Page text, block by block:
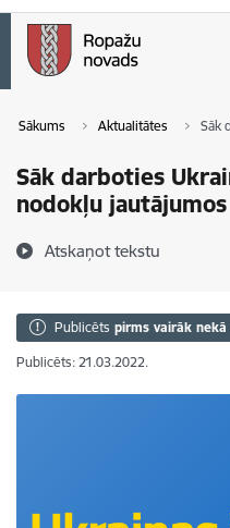
Sākums Aktualitātes Sāk
Sāk darboties
nodokļu jautājumos
Atskaņot tekstu
Publicēts pirms vairāk nekā
Publicēts: 21.03.2022.